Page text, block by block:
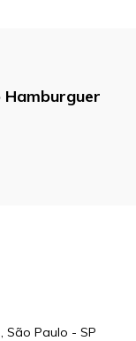
Hamburguer
São Paulo - SP